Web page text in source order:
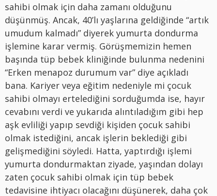
sahibi olmak için daha zamanı olduğunu
düşünmüş. Ancak, 40’lı yaşlarına geldiğinde “artık
umudum kalmadı” diyerek yumurta dondurma
işlemine karar vermiş. Görüşmemizin hemen
başında tüp bebek kliniğinde bulunma nedenini
“Erken menapoz durumum var” diye açıkladı
bana. Kariyer veya eğitim nedeniyle mi çocuk
sahibi olmayı ertelediğini sorduğumda ise, hayır
cevabını verdi ve yukarıda alıntıladığım gibi hep
aşk evliliği yapıp sevdiği kişiden çocuk sahibi
olmak istediğini, ancak işlerin beklediği gibi
gelişmediğini söyledi. Hatta, yaptırdığı işlemi
yumurta dondurmaktan ziyade, yaşından dolayı
zaten çocuk sahibi olmak için tüp bebek
tedavisine ihtiyacı olacağını düşünerek, daha çok